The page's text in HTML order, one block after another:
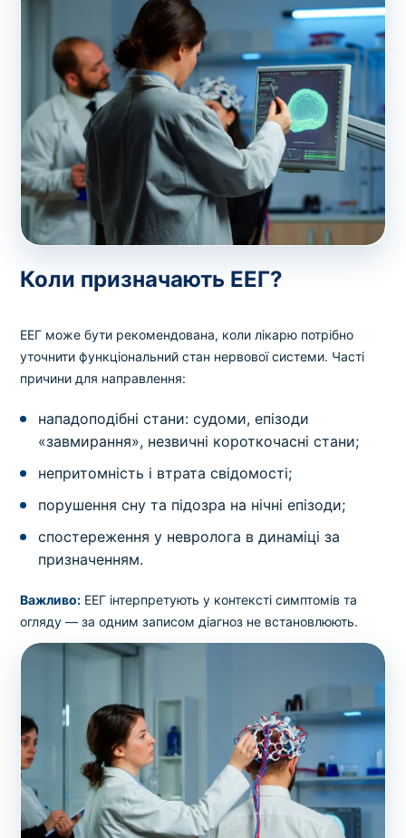
Коли призначають ЕЕГ?
ЕЕГ може бути рекомендована, коли лікарю потрібно
уточнити функціональний стан нервової системи. Часті
причини для направлення:
нападоподібні стани: судоми, епізоди
«завмирання», незвичні короткочасні стани;
непритомність і втрата свідомості;
порушення сну та підозра на нічні епізоди;
спостереження у невролога в динаміці за
призначенням.
Важливо: ЕЕГ інтерпретують у контексті симптомів та
огляду — за одним записом діагноз не встановлюють.